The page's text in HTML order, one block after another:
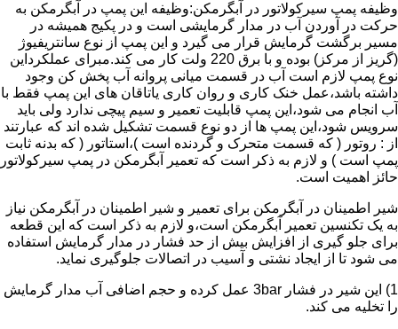
وظیفه پمپ سیرکولاتور در آبگرمکن:وظیفه این پمپ در آبگرمکن به
حرکت در آوردن آب در مدار گرمایشی است و در پکیج همیشه در
مسیر برگشت گرمایش قرار می گیرد و این پمپ از نوع سانتریفیوژ
(گریز از مرکز) بوده و با برق 220 ولت کار می کند.مبرای عملکرداین
نوع پمپ لازم است آب در قسمت میانی پروانه آب پخش کن وجود
داشته باشد،عمل خنک کاری و روان کاری یاتاقان های این پمپ فقط با
آب انجام می شود،این پمپ قابلیت تعمیر و سیم پیچی ندارد ولی باید
سرویس شود،این پمپ ها از دو نوع قسمت تشکیل شده اند که عبارتند
از : روتور ( که قسمت متحرک و گردنده است )،استاتور ( که بدنه ثابت
پمپ است ) و لازم به ذکر است که تعمیر آبگرمکن در پمپ سیرکولاتور
حائز اهمیت است.
شیر اطمینان در آبگرمکن برای تعمیر و شیر اطمینان در آبگرمکن نیاز
به یک تکنسین تعمیر آبگرمکن است،و لازم به ذکر است که این قطعه
برای جلو گیری از افزایش بیش از حد فشار در مدار گرمایش استفاده
می شود تا از ایجاد نشتی و آسیب در اتصالات جلوگیری نماید.
1) این شیر در فشار 3bar عمل کرده و حجم اضافی آب مدار گرمایش
را تخلیه می کند.